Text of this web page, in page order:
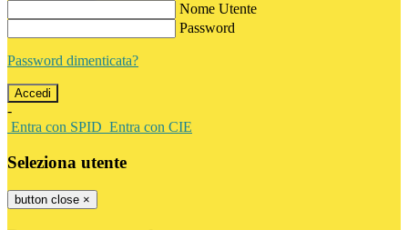
Nome Utente
Password
Password dimenticata?
-
Entra con SPID Entra con CIE
Seleziona utente
button close ×